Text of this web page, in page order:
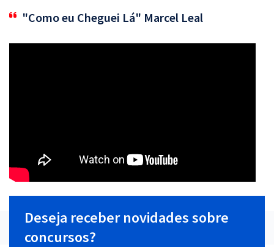
"Como eu Cheguei Lá" Marcel Leal
Deseja receber novidades sobre
concursos?